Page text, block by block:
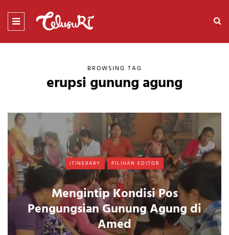
BROWSING TAG
erupsi gunung agung
ITINERARY PILIHAN EDITOR
Mengintip Kondisi Pos
Pengungsian Gunung Agung di
Amed